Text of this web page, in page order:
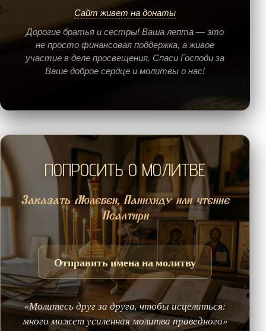
Сайт живет на донаты
Дорогие братья и сестры! Ваша лепта — это
не просто финансовая поддержка, а живое
участие в деле просвещения. Спаси Господи за
Ваше доброе сердце и молитвы о нас!
ПОПРОСИТЬ О МОЛИТВЕ
Заказать Молебен, Панихиду или чтение
Псалтири
Отправить имена на молитву
«Молитесь друг за друга, чтобы исцелиться:
много может усиленная молитва праведного»